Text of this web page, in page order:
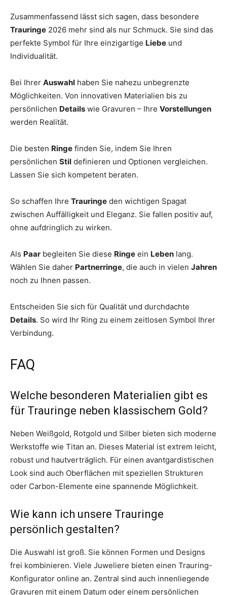
Zusammenfassend lässt sich sagen, dass besondere
Trauringe 2026 mehr sind als nur Schmuck. Sie sind das
perfekte Symbol für Ihre einzigartige Liebe und
Individualität.
Bei Ihrer Auswahl haben Sie nahezu unbegrenzte
Möglichkeiten. Von innovativen Materialien bis zu
persönlichen Details wie Gravuren – Ihre Vorstellungen
werden Realität.
Die besten Ringe finden Sie, indem Sie Ihren
persönlichen Stil definieren und Optionen vergleichen.
Lassen Sie sich kompetent beraten.
So schaffen Ihre Trauringe den wichtigen Spagat
zwischen Auffälligkeit und Eleganz. Sie fallen positiv auf,
ohne aufdringlich zu wirken.
Als Paar begleiten Sie diese Ringe ein Leben lang.
Wählen Sie daher Partnerringe, die auch in vielen Jahren
noch zu Ihnen passen.
Entscheiden Sie sich für Qualität und durchdachte
Details. So wird Ihr Ring zu einem zeitlosen Symbol Ihrer
Verbindung.
FAQ
Welche besonderen Materialien gibt es
für Trauringe neben klassischem Gold?
Neben Weißgold, Rotgold und Silber bieten sich moderne
Werkstoffe wie Titan an. Dieses Material ist extrem leicht,
robust und hautverträglich. Für einen avantgardistischen
Look sind auch Oberflächen mit speziellen Strukturen
oder Carbon-Elemente eine spannende Möglichkeit.
Wie kann ich unsere Trauringe
persönlich gestalten?
Die Auswahl ist groß. Sie können Formen und Designs
frei kombinieren. Viele Juweliere bieten einen Trauring-
Konfigurator online an. Zentral sind auch innenliegende
Gravuren mit einem Datum oder einem persönlichen